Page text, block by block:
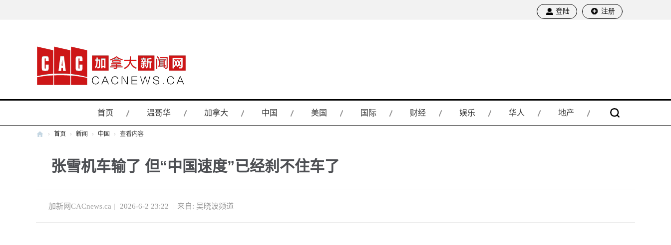
登陆 注册
首页 温哥华 加拿大 中国 美国 国际 财经 娱乐 华人 地产
新
网
› 首页 › 新闻 › 中国 › 查看内容
张雪机车输了 但“中国速度”已经刹不住车了
加新网CACnews.ca | 2026-6-2 23:22 | 来自: 吴晓波频道